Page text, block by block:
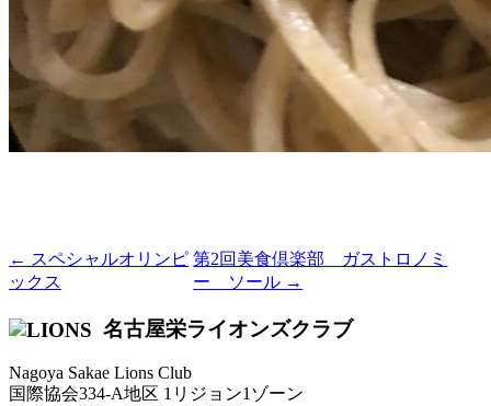
← スペシャルオリンピ
ックス
第2回美食倶楽部 ガストロノミ
ー ソール →
名古屋栄ライオンズクラブ
Nagoya Sakae Lions Club
国際協会334-A地区 1リジョン1ゾーン